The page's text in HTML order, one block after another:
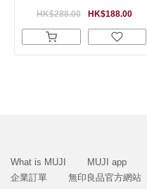
HK$188.00
HK$288.00
What is MUJI MUJI app
企業訂單
無印良品官方網站